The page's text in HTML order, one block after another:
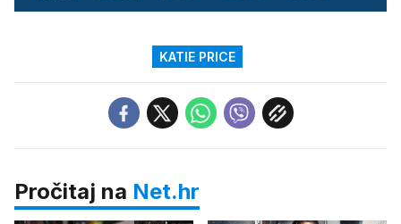
KATIE PRICE
Pročitaj na Net.hr